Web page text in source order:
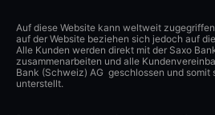
Auf diese Website kann weltweit
auf der Website beziehen sich jedoch auf
Alle Kunden werden direkt mit der Saxo
zusammenarbeiten und alle
Bank (Schweiz) AG geschlossen und
unterstellt.